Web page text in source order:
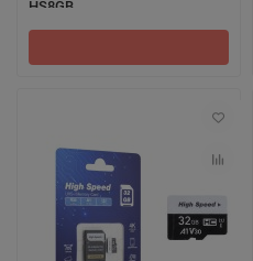
HS8GB